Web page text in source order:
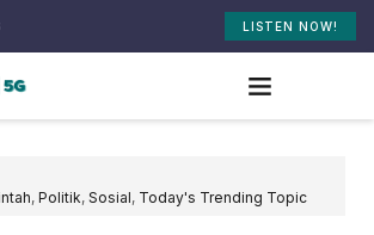
LISTEN NOW!
, Politik, Sosial, Today's Trending Topic